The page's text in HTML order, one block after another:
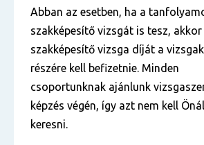
Abban az esetben, ha a
szakképesítő vizsgát is tesz, akkor
szakképesítő vizsga díját a
részére kell befizetnie. Minden
csoportunknak ajánlunk
képzés végén, így azt nem kell
keresni.